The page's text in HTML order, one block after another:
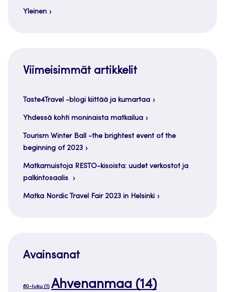
Yleinen
Viimeisimmät artikkelit
Taste4Travel -blogi kiittää ja kumartaa
Yhdessä kohti moninaista matkailua
Tourism Winter Ball -the brightest event of the
beginning of 2023
Matkamuistoja RESTO-kisoista: uudet verkostot ja
palkintosaalis
Matka Nordic Travel Fair 2023 in Helsinki
Avainsanat
80-luku (1) Ahvenanmaa (14)